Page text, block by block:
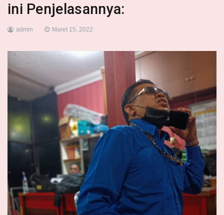
ini Penjelasannya:
admin Maret 15, 2022